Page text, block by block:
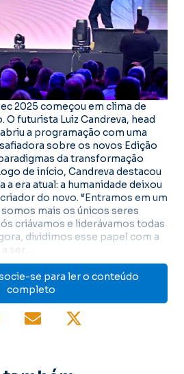
2025 começou em clima de
O futurista Luiz Candreva, head
a programação com uma
sobre os novos Edição
da transformação
de início, Candreva destacou
era atual: a humanidade deixou
do novo. “Entramos em um
mais os únicos seres
criávamos e liderávamos todas
dividimos esse papel com a
ser…
se para ler o conteúdo
completo